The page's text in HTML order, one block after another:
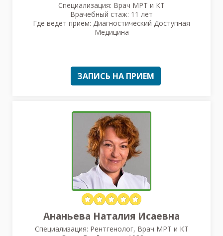
Специализация: Врач МРТ и КТ
Врачебный стаж: 11 лет
Где ведет прием: Диагностический Доступная
Медицина
ЗАПИСЬ НА ПРИЕМ
Ананьева Наталия Исаевна
Специализация: Рентгенолог, Врач МРТ и КТ